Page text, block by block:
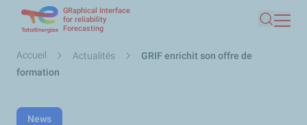
contenu
GRaphical Interface
for reliability
Forecasting
Fil
d'Ariane
Accueil Actualités
GRIF enrichit son offre de
formation
News